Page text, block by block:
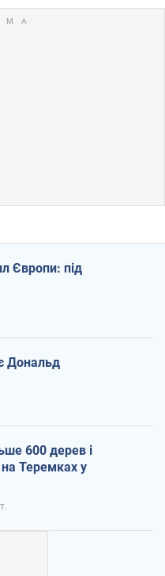
Європи: під
Дональд
600 дерев і
Теремках у